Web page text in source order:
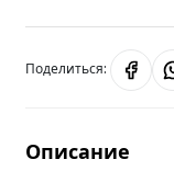
Поделиться:
Описание